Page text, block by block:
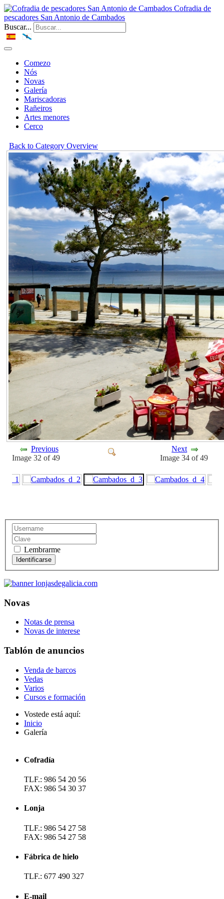
Cofradia de
pescadores San Antonio de Cambados
Buscar...
Comezo
Nós
Novas
Galería
Mariscadoras
Rañeiros
Artes menores
Cerco
Back to Category Overview
Previous
Image 32 of 49
Next
Image 34 of 49
Lembrarme
Novas
Notas de prensa
Novas de interese
Tablón de anuncios
Venda de barcos
Vedas
Varios
Cursos e formación
Vostede está aquí:
Inicio
Galería
Cofradía
TLF.: 986 54 20 56
FAX: 986 54 30 37
Lonja
TLF.: 986 54 27 58
FAX: 986 54 27 58
Fábrica de hielo
TLF.: 677 490 327
E-mail